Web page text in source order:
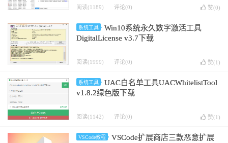
阅读(1189) 评论(0) 赞(0)
系统工具
Win10系统永久数字激活工具
DigitalLicense v3.7下载
阅读(1999) 评论(0) 赞(1 )
系统工具
UAC白名单工具UACWhitelistTool
v1.8.2绿色版下载
阅读(1142) 评论(0) 赞(1 )
VSCode教程
VSCode扩展商店三款恶意扩展